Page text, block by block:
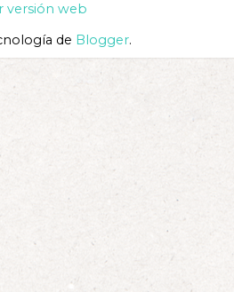
versión web
de Blogger.